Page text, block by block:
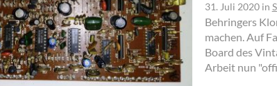
31. Juli 2020in
Behringers
machen. Auf
Board des
Arbeit nun